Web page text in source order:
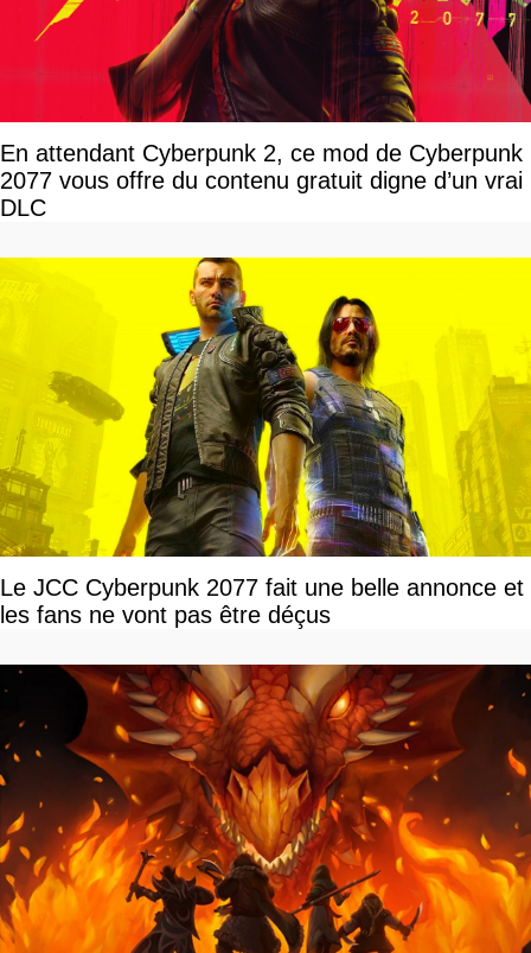
En attendant Cyberpunk 2, ce mod de Cyberpunk
2077 vous offre du contenu gratuit digne d’un vrai
DLC
Le JCC Cyberpunk 2077 fait une belle annonce et
les fans ne vont pas être déçus